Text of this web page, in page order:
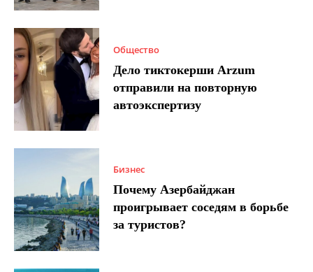
Общество
Дело тиктокерши Arzum
отправили на повторную
автоэкспертизу
Бизнес
Почему Азербайджан
проигрывает соседям в борьбе
за туристов?